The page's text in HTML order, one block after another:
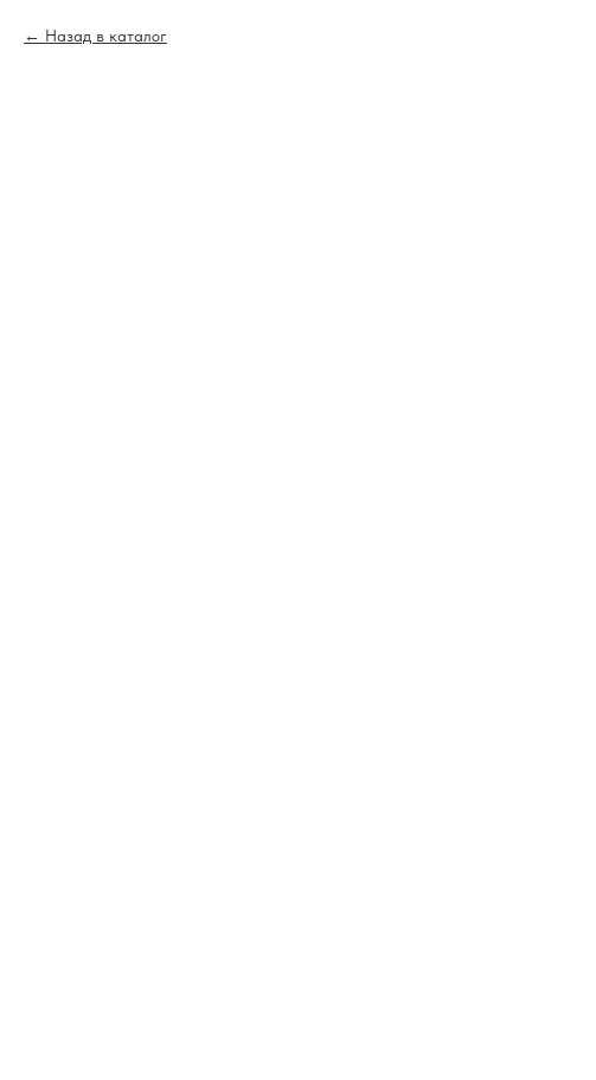
Назад в каталог